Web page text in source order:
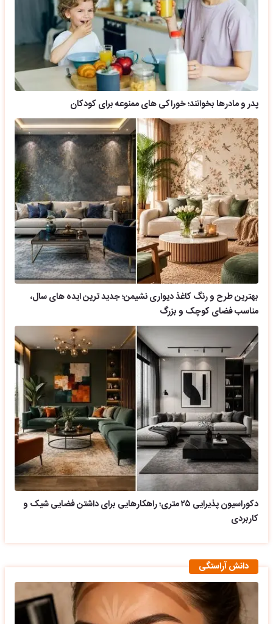
پدر و مادرها بخوانند؛ خوراکی های ممنوعه برای کودکان
بهترین طرح و رنگ کاغذ دیواری نشیمن؛ جدید ترین ایده های سال،
مناسب فضای کوچک و بزرگ
دکوراسیون پذیرایی ۲۵ متری؛ راهکارهایی برای داشتن فضایی شیک و
کاربردی
دانش آراستگی